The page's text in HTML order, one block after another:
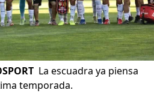
La escuadra ya piensa
temporada.